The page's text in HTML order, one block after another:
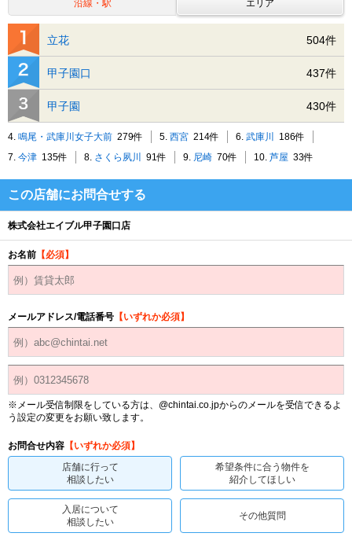
沿線・駅 エリア
立花 504件
甲子園口 437件
甲子園 430件
4. 鳴尾・武庫川女子大前 279件 5. 西宮 214件 6. 武庫川 186件
7. 今津 135件 8. さくら夙川 91件 9. 尼崎 70件 10. 芦屋 33件
この店舗にお問合せする
株式会社エイブル甲子園口店
お名前 【必須】
メールアドレス/電話番号 【いずれか必須】
※メール受信制限をしている方は、@chintai.co.jpからのメールを受信できるよ
う設定の変更をお願い致します。
お問合せ内容 【いずれか必須】
店舗に行って
相談したい
希望条件に合う物件を
紹介してほしい
入居について
相談したい
その他質問